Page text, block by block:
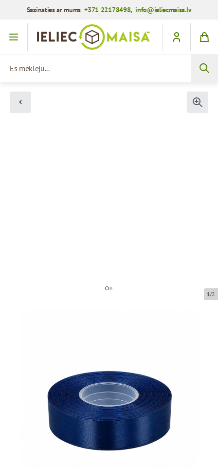
Sazināties ar mums+371 22178498,info@ieliecmaisa.lv
Iet uz saturu
1/2
Prece ir pieejama saņemšanai pakomātā.
Cena par 1 gab.
3,63 €